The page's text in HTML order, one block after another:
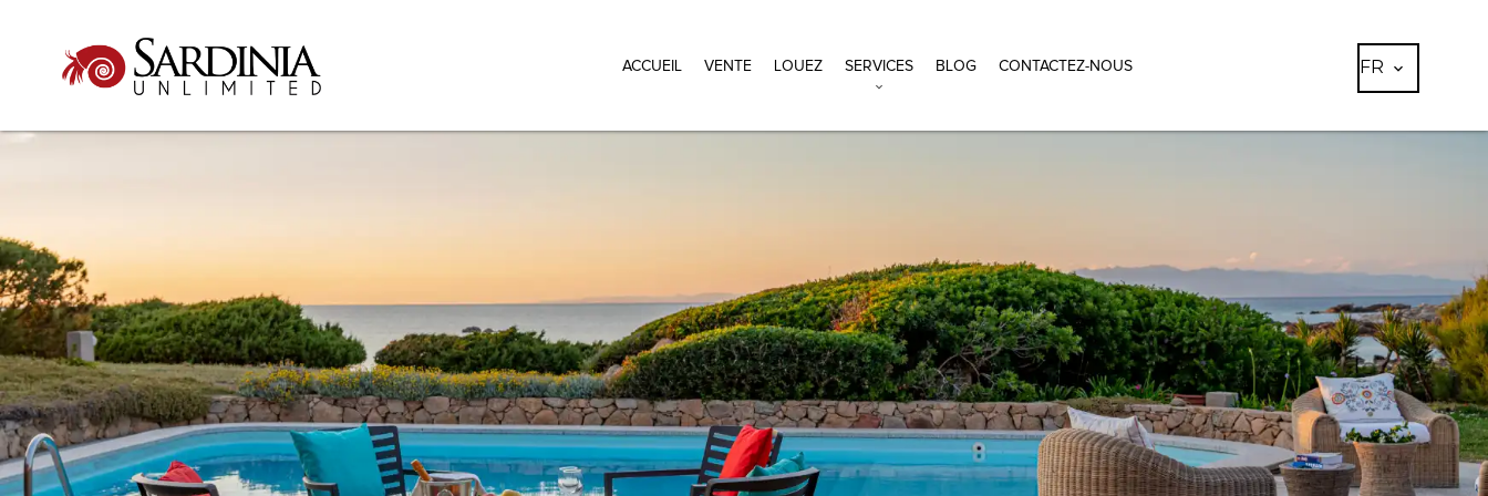
FR
ACCUEIL VENTE LOUEZ SERVICES BLOG CONTACTEZ-NOUS